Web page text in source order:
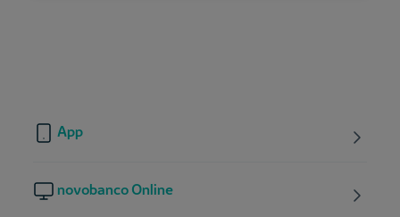
App
novobanco Online